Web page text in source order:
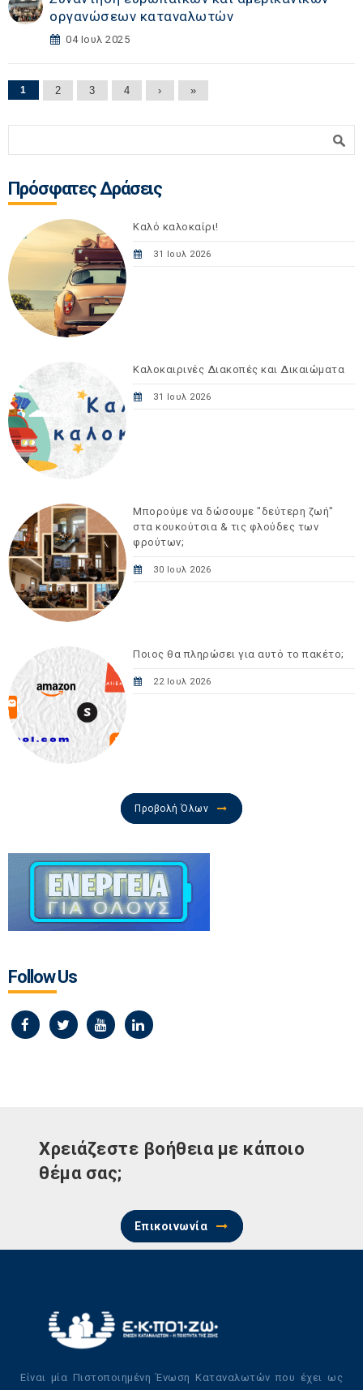
οργανώσεων καταναλωτών
04 Ιουλ 2025
Σελίδες
1 2 3 4 › »
Πρόσφατες Δράσεις
Καλό καλοκαίρι!
31 Ιουλ 2026
Καλοκαιρινές Διακοπές και Δικαιώματα
31 Ιουλ 2026
Μπορούμε να δώσουμε "δεύτερη ζωή"
στα κουκούτσια & τις φλούδες των
φρούτων;
30 Ιουλ 2026
Ποιος θα πληρώσει για αυτό το πακέτο;
22 Ιουλ 2026
Προβολή Όλων
Follow Us
Χρειάζεστε βοήθεια με κάποιο
θέμα σας;
Επικοινωνία
Είναι μία Πιστοποιημένη Ένωση Καταναλωτών που έχει ως